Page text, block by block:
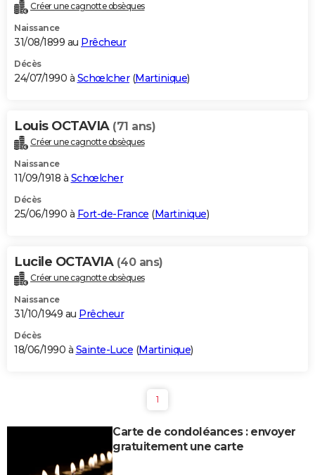
Créer une cagnotte obsèques
Naissance
31/08/1899 au Prêcheur
Décès
24/07/1990 à Schœlcher(Martinique)
Louis OCTAVIA (71 ans)
Créer une cagnotte obsèques
Naissance
11/09/1918 à Schœlcher
Décès
25/06/1990 à Fort-de-France (Martinique)
Lucile OCTAVIA (40 ans)
Créer une cagnotte obsèques
Naissance
31/10/1949 au Prêcheur
Décès
18/06/1990 à Sainte-Luce (Martinique)
1
Carte de condoléances : envoyer
gratuitement une carte